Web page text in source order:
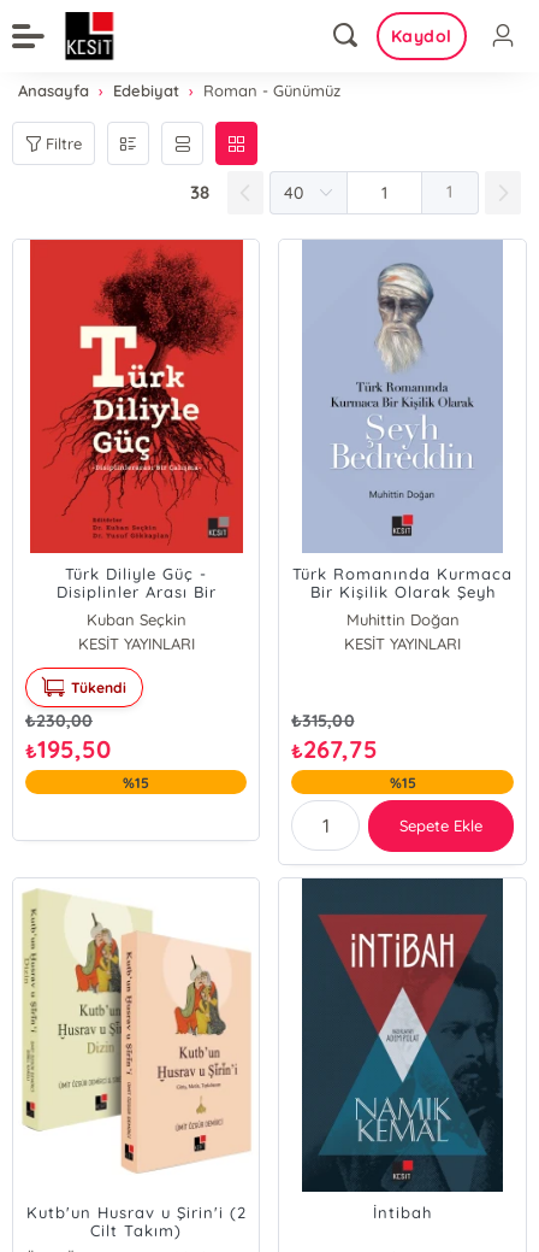
Kaydol
Anasayfa Edebiyat Roman - Günümüz
Filtre
38 1
Türk Diliyle Güç -
Disiplinler Arası Bir
Çalışma-
Kuban Seçkin
YUSUF GÖKKAPLAN
KESİT YAYINLARI
Tükendi
₺230,00
₺195,50
%15
Türk Romanında Kurmaca
Bir Kişilik Olarak Şeyh
Bedreddin
Muhittin Doğan
KESİT YAYINLARI
₺315,00
₺267,75
%15
Sepete Ekle
Kutb'un Husrav u Şirin'i (2
Cilt Takım)
İntibah